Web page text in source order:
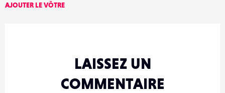
AJOUTER LE VÔTRE
LAISSEZ UN
COMMENTAIRE